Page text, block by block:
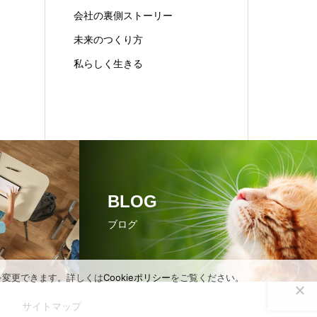
会社の裏側ストーリー
未来のつくり方
私らしく生きる
BLOG
ブログ
サイトマップ
更できます。詳しくはCookieポリシーをご覧ください。